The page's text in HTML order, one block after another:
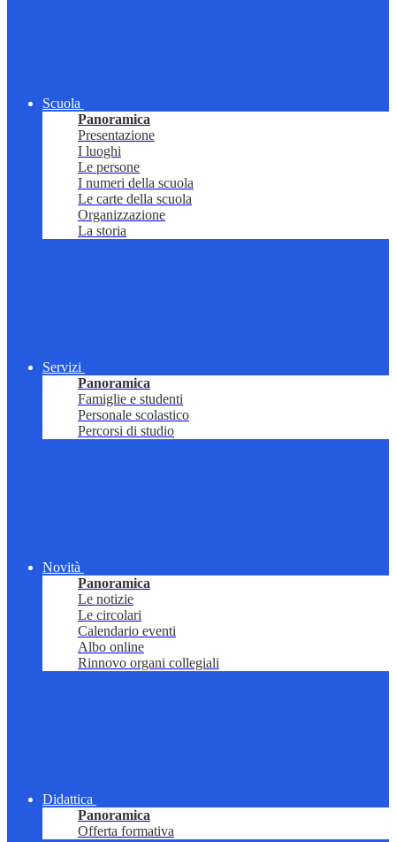
Scuola
Panoramica
Presentazione
I luoghi
Le persone
I numeri della scuola
Le carte della scuola
Organizzazione
La storia
Servizi
Panoramica
Famiglie e studenti
Personale scolastico
Percorsi di studio
Novità
Panoramica
Le notizie
Le circolari
Calendario eventi
Albo online
Rinnovo organi collegiali
Didattica
Panoramica
Offerta formativa